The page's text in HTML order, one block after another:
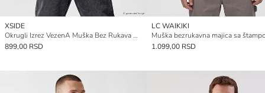
XSIDE
Okrugli Izrez VezenA Muška Bez Rukava Majica
899,00 RSD
LC WAIKIKI
1.099,00 RSD